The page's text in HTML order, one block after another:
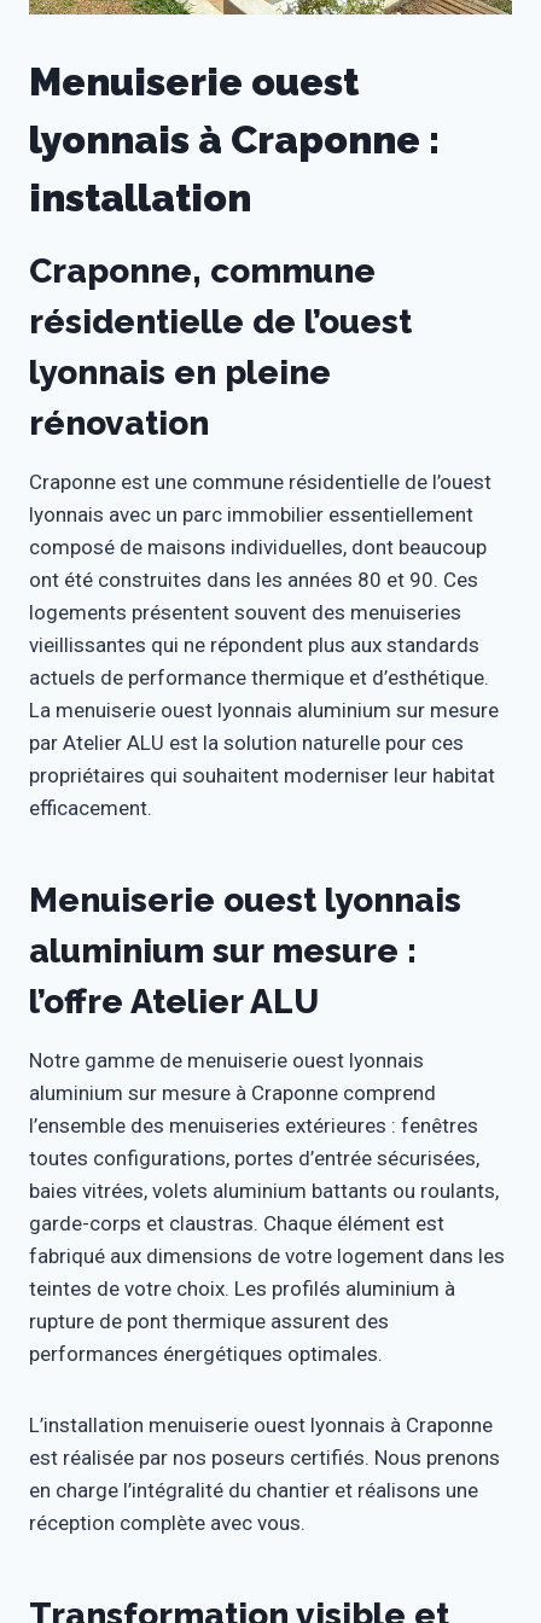
Menuiserie ouest
lyonnais à Craponne :
installation
Craponne, commune
résidentielle de l’ouest
lyonnais en pleine
rénovation
Craponne est une commune résidentielle de l’ouest
lyonnais avec un parc immobilier essentiellement
composé de maisons individuelles, dont beaucoup
ont été construites dans les années 80 et 90. Ces
logements présentent souvent des menuiseries
vieillissantes qui ne répondent plus aux standards
actuels de performance thermique et d’esthétique.
La menuiserie ouest lyonnais aluminium sur mesure
par Atelier ALU est la solution naturelle pour ces
propriétaires qui souhaitent moderniser leur habitat
efficacement.
Menuiserie ouest lyonnais
aluminium sur mesure :
l’offre Atelier ALU
Notre gamme de menuiserie ouest lyonnais
aluminium sur mesure à Craponne comprend
l’ensemble des menuiseries extérieures : fenêtres
toutes configurations, portes d’entrée sécurisées,
baies vitrées, volets aluminium battants ou roulants,
garde-corps et claustras. Chaque élément est
fabriqué aux dimensions de votre logement dans les
teintes de votre choix. Les profilés aluminium à
rupture de pont thermique assurent des
performances énergétiques optimales.
L’installation menuiserie ouest lyonnais à Craponne
est réalisée par nos poseurs certifiés. Nous prenons
en charge l’intégralité du chantier et réalisons une
réception complète avec vous.